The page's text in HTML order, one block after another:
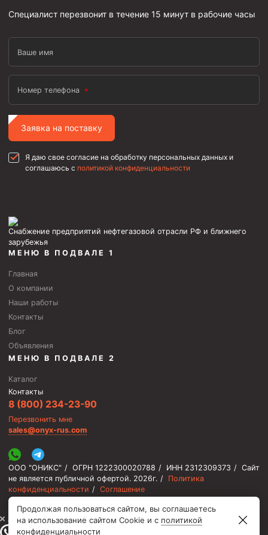
Пробки цементировочные
Центраторы колонные
Герметизаторы устьевые
Башмаки колонные
Инструмент для бурения и КРС (ловильный, аварийный)
Перья для резки кабеля
Шаблоны колонные
Желонки
Ерши механические
Скреперы механические
Штанголовки
Удочки ловильные
Шламометаллоуловитель ШМУ
Обурочный комплекс ОК
Фрезеры торцевые с фрезерующей воронкой и с
заводным зубом
Магнитные ловители
Фрезеры арбузообразные
Фрезеры стартово-оконные
Печати свинцовые
Калибраторы расширители
Фрезеры Барракуда
Специалист перезвонит в течение 15 минут в рабочие часы
Ваше имя
Номер телефона
Заявка на поставку
Я даю свое согласие на обработку персональных данных и
соглашаюсь с политикой конфиденциальности
Снабжение предприятий нефтегазовой отрасли РФ и ближнего
зарубежья
МЕНЮ В ПОДВАЛЕ 1
Главная
О компании
Наши работы
Контакты
Блог
Объявления
МЕНЮ В ПОДВАЛЕ 2
Каталог
Контакты
8 (800) 234-23-90
Перезвонить мне
sales@onyx-rus.com
ООО "ОНИКС" / ОГРН 1222300020788 / ИНН 2312309373 / Сайт
не является публичной офертой. 2026г. /
Политика
конфиденциальности / Соглашение
⚡️ Мы онлайн, ответим быстро
Продолжая пользоваться сайтом, вы соглашаетесь
на использование сайтом Cookie и с политикой
конфиденциальности